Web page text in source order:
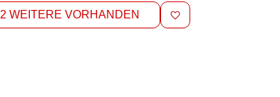
2 WEITERE VORHANDEN MERKEN